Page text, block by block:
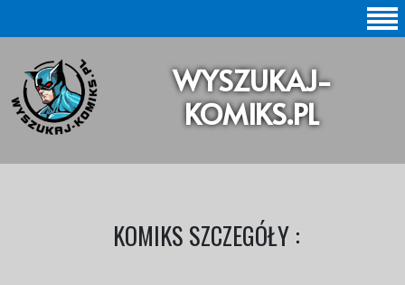
SZUKAJ |
BAZA KOMIKSÓW |
KOLEKCJE KOMIKSÓW
WYSZUKAJ-
KOMIKS.PL
KOMIKS SZCZEGÓŁY :